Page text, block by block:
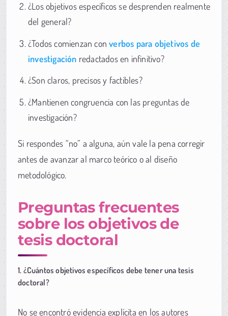
¿Los objetivos específicos se desprenden realmente
del general?
¿Todos comienzan converbos para objetivos de
investigación redactados en infinitivo?
¿Son claros, precisos y factibles?
¿Mantienen congruencia con las preguntas de
investigación?
Si respondes “no” a alguna, aún vale la pena corregir
antes de avanzar al marco teórico o al diseño
metodológico.
Preguntas frecuentes
sobre los objetivos de
tesis doctoral
1. ¿Cuántos objetivos específicos debe tener una tesis
doctoral?
No se encontró evidencia explícita en los autores